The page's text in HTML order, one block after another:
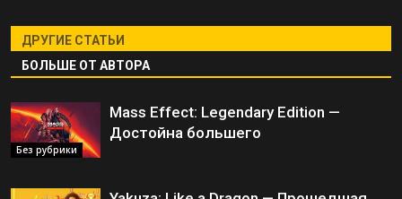
ДРУГИЕ СТАТЬИ
БОЛЬШЕ ОТ АВТОРА
Без рубрики
Mass Effect: Legendary Edition —
Достойна большего